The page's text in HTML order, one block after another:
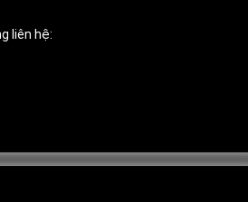
liên hệ: